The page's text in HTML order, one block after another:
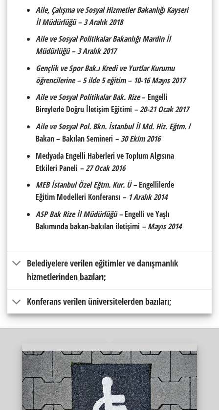
Aile, Çalışma ve Sosyal Hizmetler BakanlığıKayseri
İl Müdürlüğü –3 Aralık 2018
Aile ve Sosyal Politikalar BakanlığıMardinİl
Müdürlüğü –3 Aralık 2017
Gençlik ve Spor Bak.ıKredi ve Yurtlar Kurumu
öğrencilerine–5 ilde 5 eğitim–10-16 Mayıs 2017
Aile ve Sosyal Politikalar Bak. Rize– Engelli
Bireylerle Doğru İletişim Eğitimi –20-21 Ocak 2017
Aile ve Sosyal Pol. Bkn. İstanbul İl Md. Hiz. Eğtm./
Bakan – Bakılan Semineri –30 Ekim 2016
Medyada Engelli Haberleri ve Toplum Algısına
Etkileri Paneli –27 Ocak 2016
MEB İstanbul Özel Eğtm. Kur. Ü –Engellilerde
Eğitim Modelleri Konferansı – 1 Aralık 2014
ASP Bak Rize İl Müdürlüğü –Engelli ve Yaşlı
Bakımında bakan-bakılan iletişimi – Mayıs 2014
Belediyelere verilen eğitimler ve danışmanlık
hizmetlerinden bazıları;
Konferans verilen üniversitelerden bazıları;